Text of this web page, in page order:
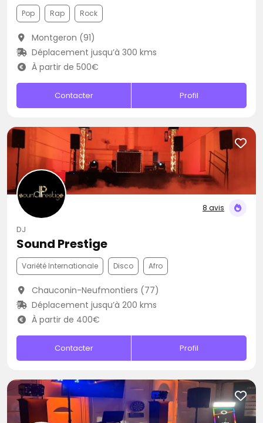
Pop Rap Rock
Montgeron (91)
Déplacement jusqu’à 300 kms
À partir de 500€
Contacter Profil
8 avis
DJ
Sound Prestige
Variété Internationale Disco Afro
Chauconin-Neufmontiers (77)
Déplacement jusqu’à 200 kms
À partir de 400€
Contacter Profil